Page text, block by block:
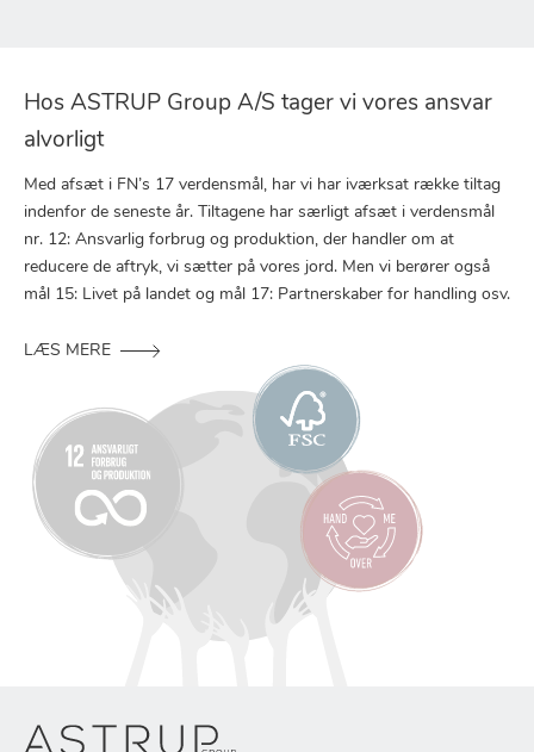
Hos ASTRUP Group A/S tager vi vores ansvar
alvorligt
Med afsæt i FN’s 17 verdensmål, har vi har iværksat række tiltag
indenfor de seneste år. Tiltagene har særligt afsæt i verdensmål
nr. 12: Ansvarlig forbrug og produktion, der handler om at
reducere de aftryk, vi sætter på vores jord. Men vi berører også
mål 15: Livet på landet og mål 17: Partnerskaber for handling osv.
LÆS MERE